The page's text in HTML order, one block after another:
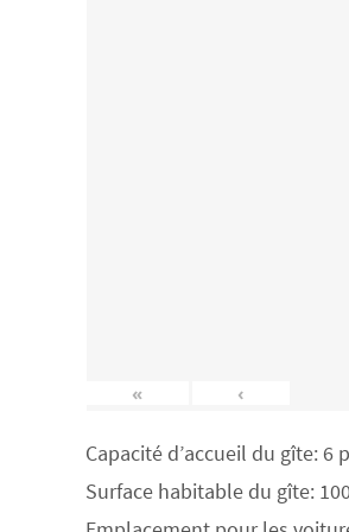
« ‹
Capacité d’accueil du gîte: 6
Surface habitable du gîte: